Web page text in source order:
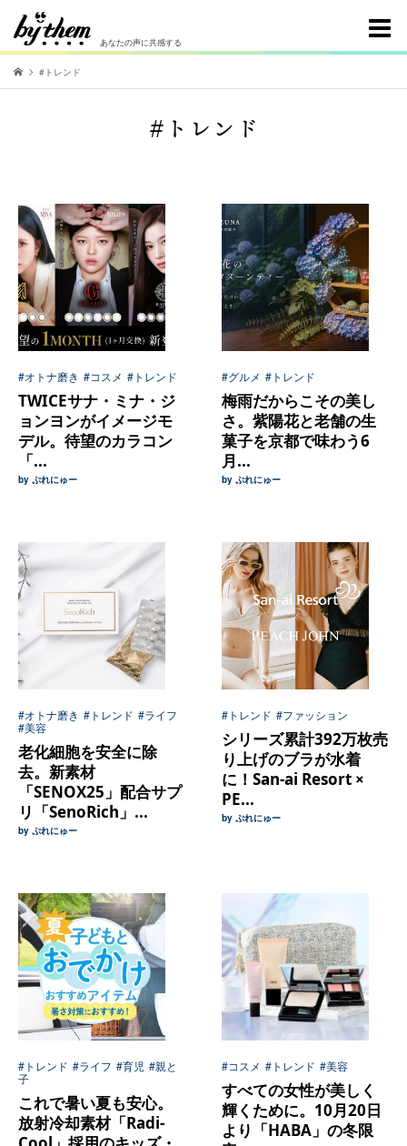
あなたの声に共感する
#トレンド
#トレンド
#オトナ磨き #コスメ #トレンド
TWICEサナ・ミナ・ジ
ョンヨンがイメージモ
デル。待望のカラコン
「...
by ぷれにゅー
#グルメ #トレンド
梅雨だからこその美し
さ。紫陽花と老舗の生
菓子を京都で味わう6
月...
by ぷれにゅー
#オトナ磨き #トレンド #ライフ
#美容
老化細胞を安全に除
去。新素材
「SENOX25」配合サプ
リ「SenoRich」...
by ぷれにゅー
#トレンド #ファッション
シリーズ累計392万枚売
り上げのブラが水着
に！San-ai Resort ×
PE...
by ぷれにゅー
#トレンド #ライフ #育児 #親と
子
これで暑い夏も安心。
放射冷却素材「Radi-
#コスメ #トレンド #美容
すべての女性が美しく
輝くために。10月20日
より「HABA」の冬限